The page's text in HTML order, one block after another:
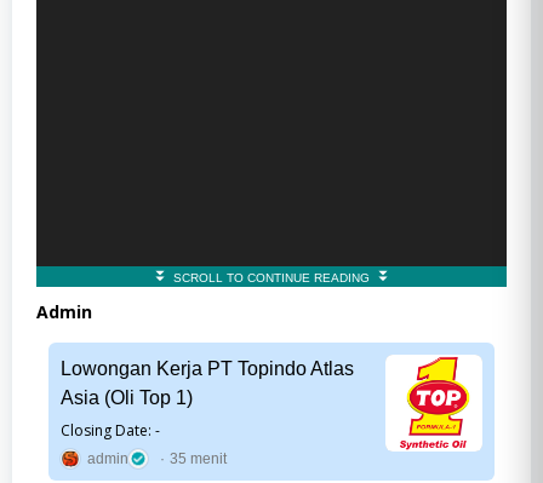
Admin
Lowongan Kerja PT Topindo Atlas
Asia (Oli Top 1)
Closing Date: -
admin 35 menit